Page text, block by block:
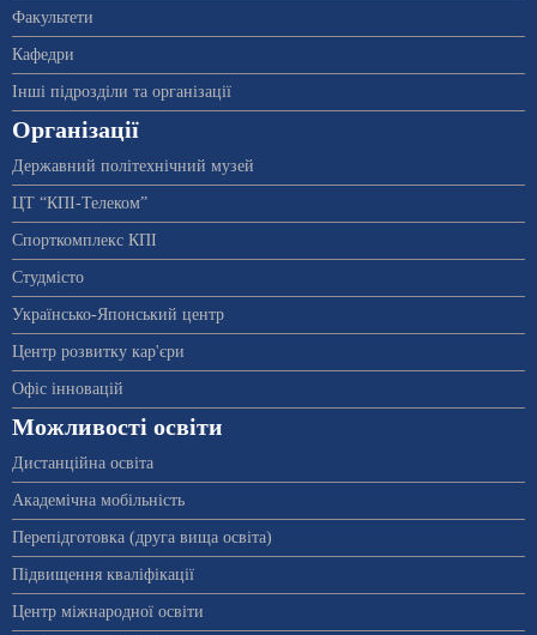
Факультети
Кафедри
Інші підрозділи та організації
Організації
Державний політехнічний музей
ЦТ “КПІ-Телеком”
Спорткомплекс КПІ
Студмісто
Українсько-Японський центр
Центр розвитку кар'єри
Офіс інновацій
Можливості освіти
Дистанційна освіта
Академічна мобільність
Перепідготовка (друга вища освіта)
Підвищення кваліфікації
Центр міжнародної освіти